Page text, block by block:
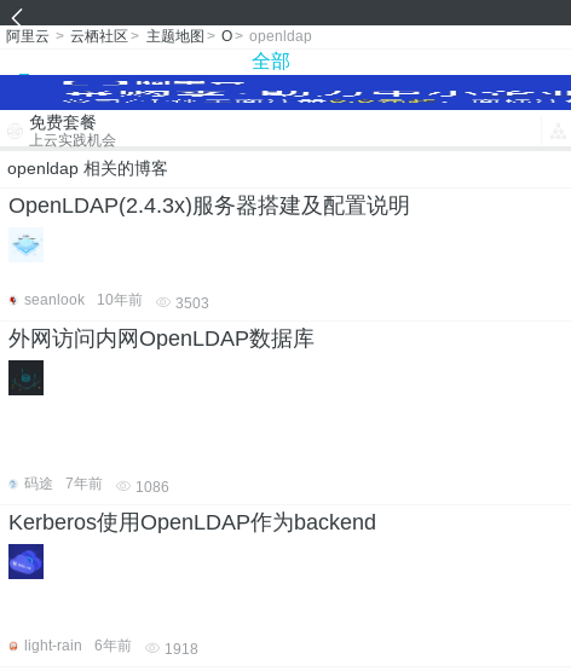
阿里云 > 云栖社区 > 主题地图 > O> openldap
全部
免费套餐
上云实践机会
openldap 相关的博客
OpenLDAP(2.4.3x)服务器搭建及配置说明
seanlook
10年前 3503
外网访问内网OpenLDAP数据库
码途
7年前 1086
Kerberos使用OpenLDAP作为backend
light-rain
6年前 1918